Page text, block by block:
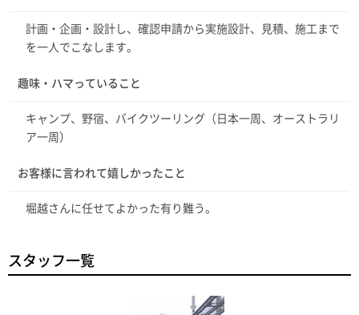
計画・企画・設計し、確認申請から実施設計、見積、施工まで
を一人でこなします。
趣味・ハマっていること
キャンプ、野宿、バイクツーリング（日本一周、オーストラリ
ア一周）
お客様に言われて嬉しかったこと
堀越さんに任せてよかった有り難う。
スタッフ一覧